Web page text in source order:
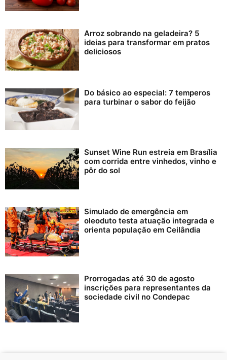
Arroz sobrando na geladeira? 5
ideias para transformar em pratos
deliciosos
Do básico ao especial: 7 temperos
para turbinar o sabor do feijão
Sunset Wine Run estreia em Brasília
com corrida entre vinhedos, vinho e
pôr do sol
Simulado de emergência em
oleoduto testa atuação integrada e
orienta população em Ceilândia
Prorrogadas até 30 de agosto
inscrições para representantes da
sociedade civil no Condepac